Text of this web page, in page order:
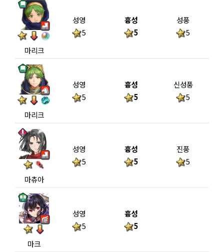
마리크
성영
5
흉성
5
성풍
5
마리크
성영
5
흉성
5
신성풍
5
마츄아
성영
5
흉성
5
진풍
5
마크
성영
5
흉성
5